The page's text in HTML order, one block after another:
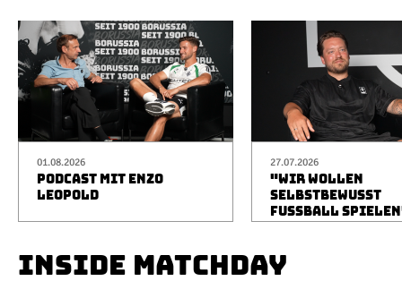
01.08.2026
PODCAST MIT ENZO
LEOPOLD
27.07.2026
"WIR WOLLEN
SELBSTBEWUSST
FUSSBALL
INSIDE MATCHDAY